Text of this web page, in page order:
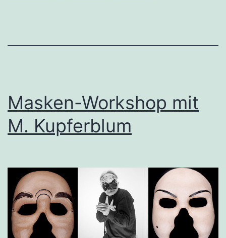
Masken-Workshop mit
M. Kupferblum